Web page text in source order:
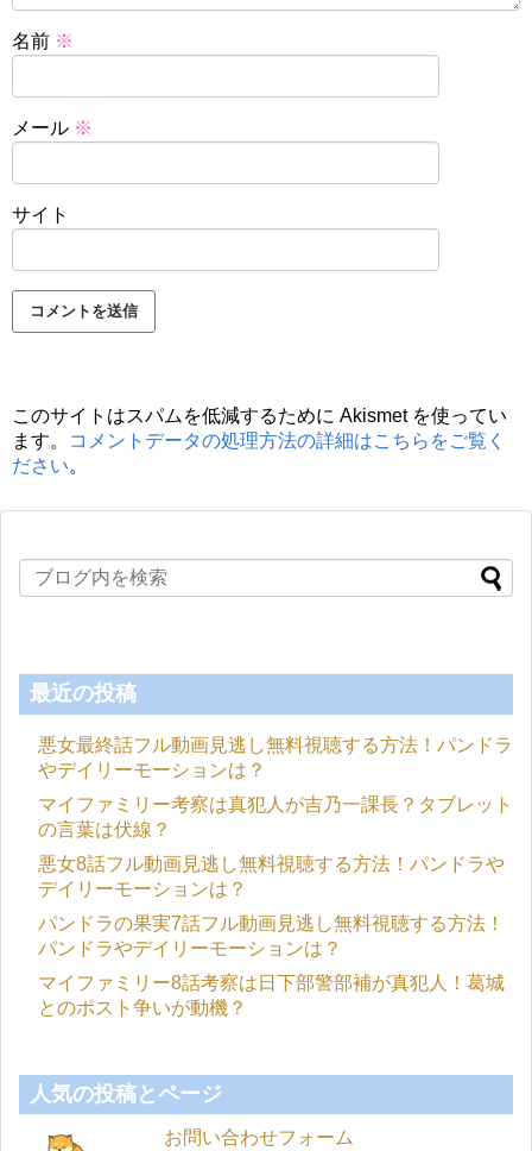
名前 ※
メール ※
サイト
このサイトはスパムを低減するために Akismet を使ってい
ます。
コメントデータの処理方法の詳細はこちらをご覧く
ださい。
最近の投稿
悪女最終話フル動画見逃し無料視聴する方法！パンドラ
やデイリーモーションは？
マイファミリー考察は真犯人が吉乃一課長？タブレット
の言葉は伏線？
悪女8話フル動画見逃し無料視聴する方法！パンドラや
デイリーモーションは？
パンドラの果実7話フル動画見逃し無料視聴する方法！
パンドラやデイリーモーションは？
マイファミリー8話考察は日下部警部補が真犯人！葛城
とのポスト争いが動機？
人気の投稿とページ
お問い合わせフォーム